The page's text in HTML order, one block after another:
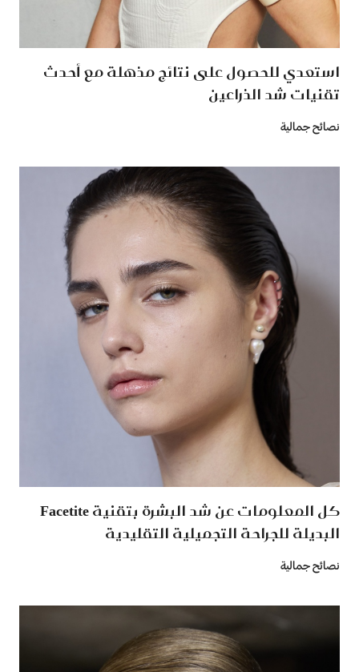
استعدي للحصول على نتائج مذهلة مع أحدث
تقنيات شد الذراعين
نصائح جمالية
كل المعلومات عن شد البشرة بتقنية Facetite
البديلة للجراحة التجميلية التقليدية
نصائح جمالية